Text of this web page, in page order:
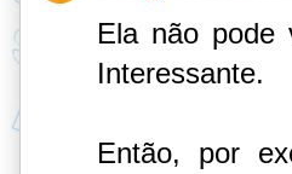
Ela não pode
Interessante.
Então, por